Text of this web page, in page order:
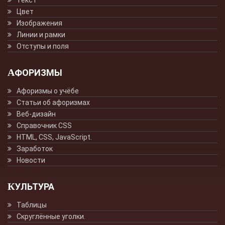
Цвет
Изображения
Линии и рамки
Отступы и поля
АФОРИЗМЫ
Афоризмы о учёбе
Статьи об афоризмах
Веб-дизайн
Справочник CSS
HTML, CSS, JavaScript.
Заработок
Новости
КУЛЬТУРА
Таблицы
Скруглённые уголки.